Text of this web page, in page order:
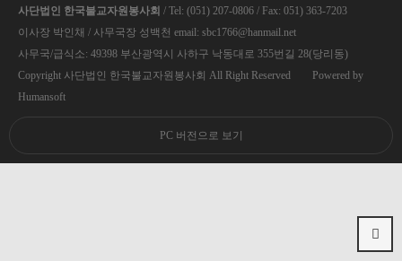
사단법인 한국불교자원봉사회 / Tel: (051) 207-0806 / Fax: 051) 363-7203
이사장 박인채 / 사무국장 성백천 email: sbc1766@hanmail.net
사무국/급식소: 49398 부산광역시 사하구 낙동대로 355번길 28(당리동)
Copyright 사단법인 한국불교자원봉사회 All Right Reserved Powered by
Humansoft
PC 버전으로 보기